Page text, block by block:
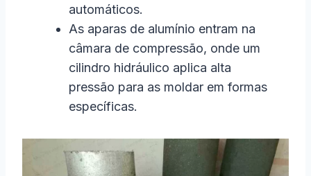
automáticos.
As aparas de alumínio entram na
câmara de compressão, onde um
cilindro hidráulico aplica alta
pressão para as moldar em formas
específicas.